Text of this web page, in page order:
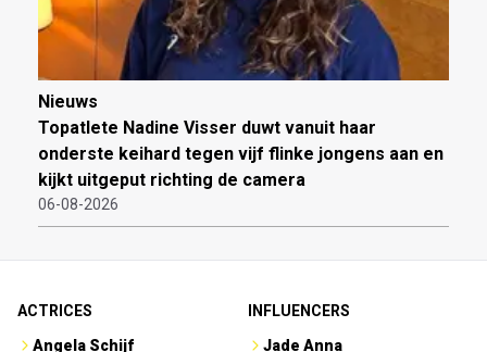
Nieuws
Topatlete Nadine Visser duwt vanuit haar
onderste keihard tegen vijf flinke jongens aan en
kijkt uitgeput richting de camera
06-08-2026
ACTRICES
Angela Schijf
INFLUENCERS
Jade Anna